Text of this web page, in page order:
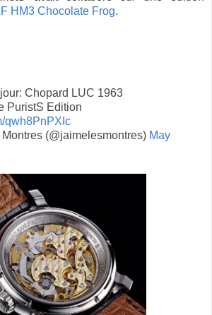
HM3 Chocolate Frog.
Chopard LUC 1963
PuristS Edition
qwh8PnPXIc
(@jaimelesmontres) May